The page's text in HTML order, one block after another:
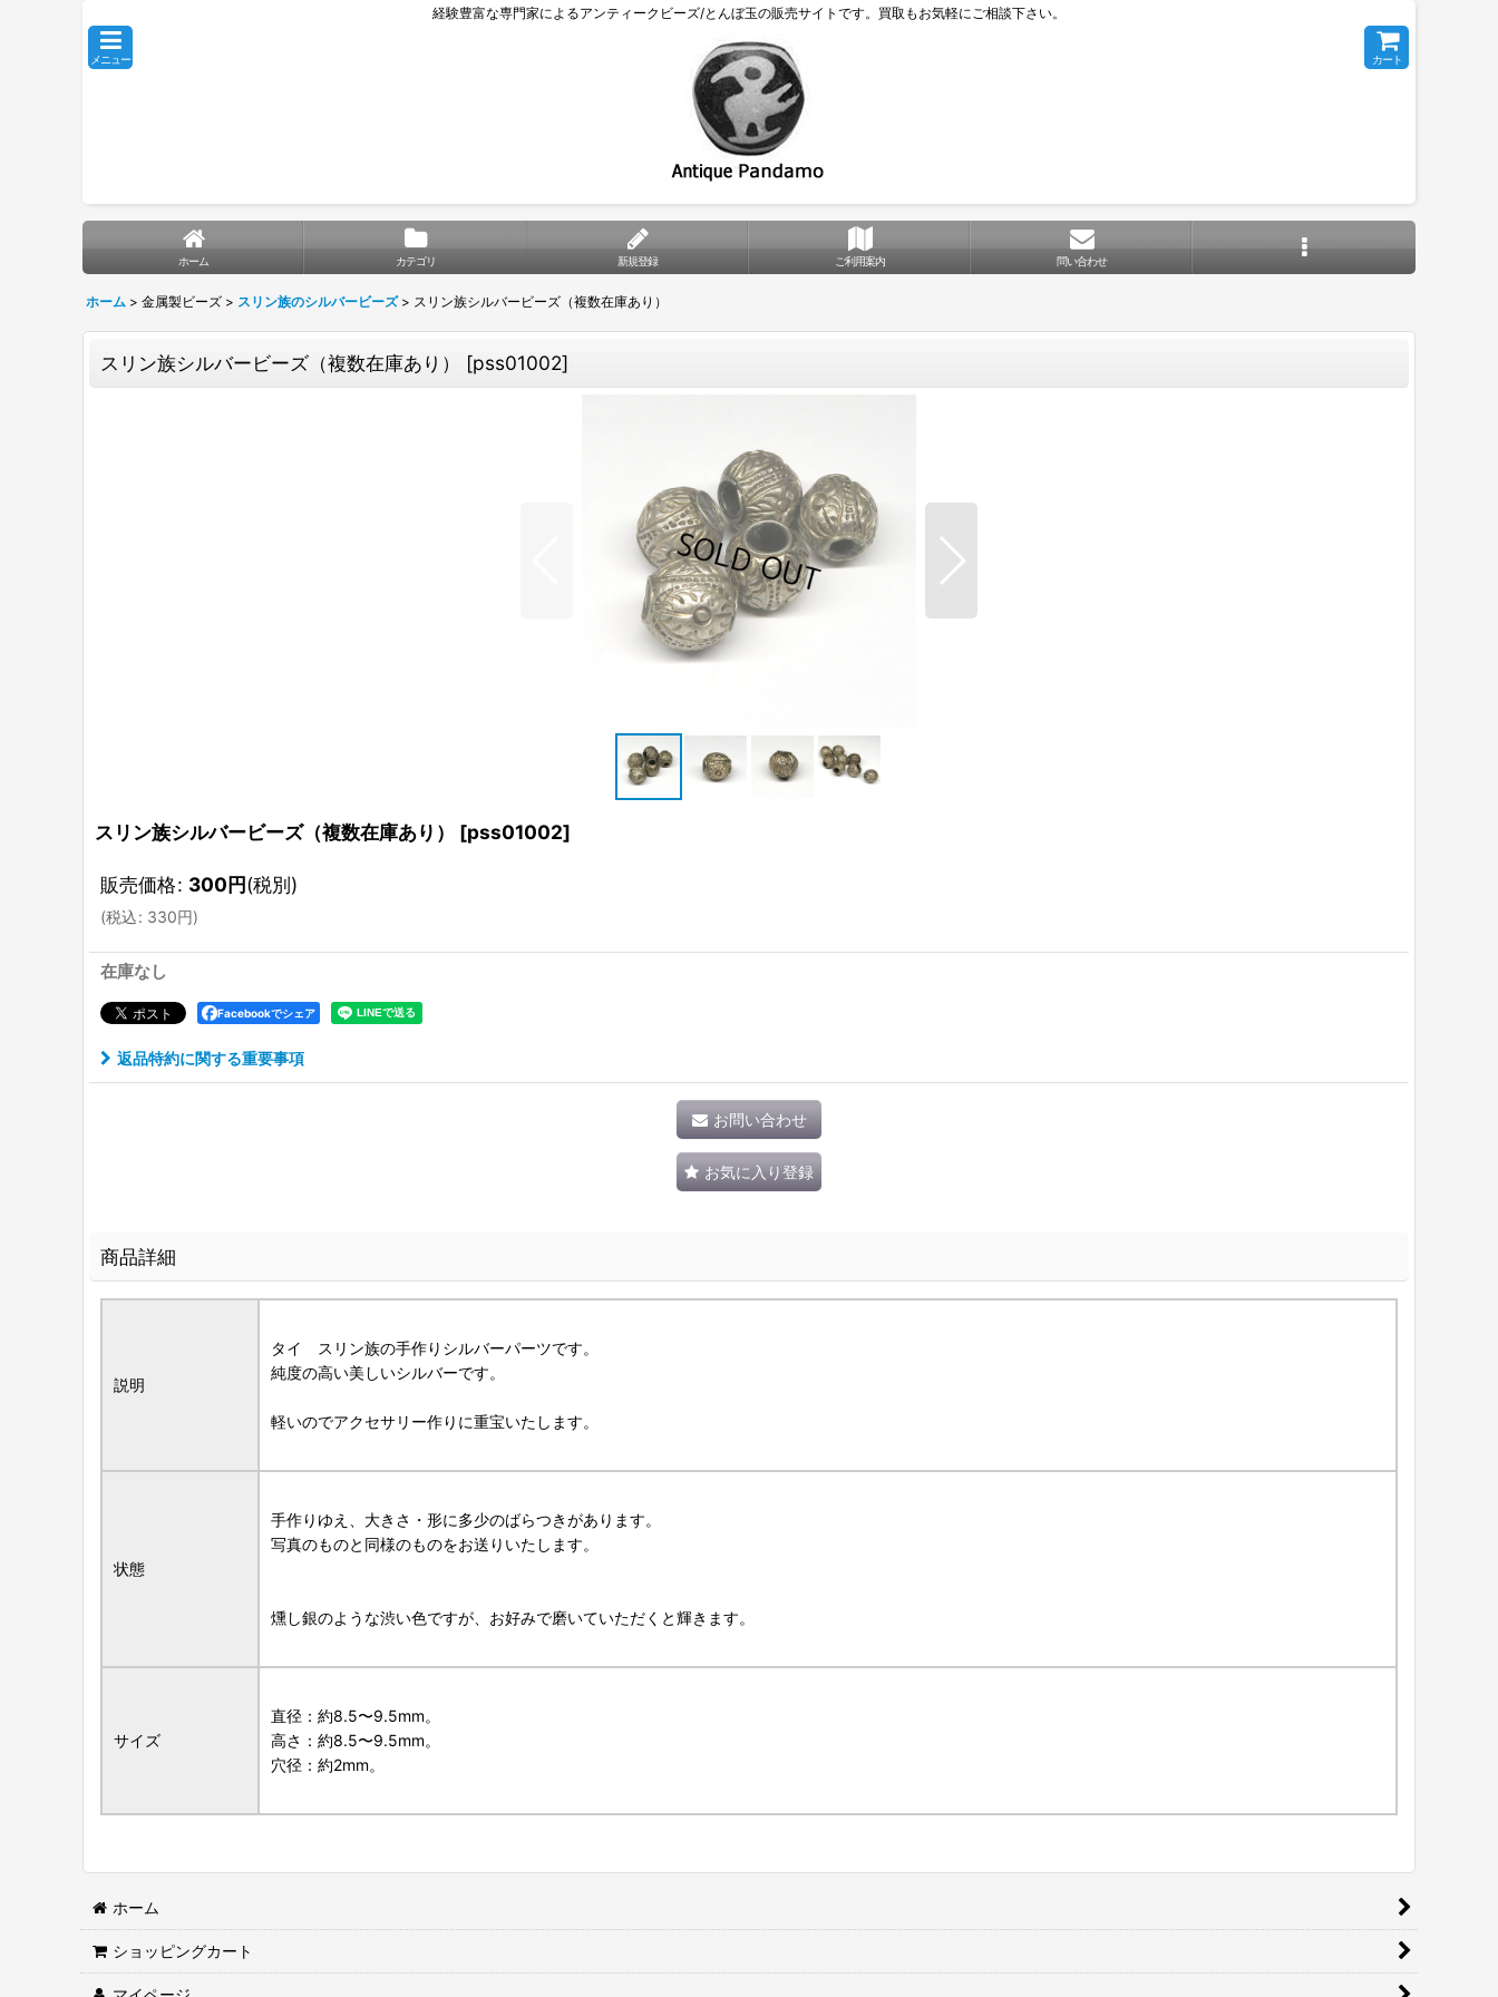
経験豊富な専門家によるアンティークビーズ/とんぼ玉の販売サイトです。買取もお気軽にご相談下さい。
メニュー カート
ホーム カテゴリ 新規登録 ご利用案内 問い合わせ
ホーム > 金属製ビーズ > スリン族のシルバービーズ > スリン族シルバービーズ（複数在庫あり）
スリン族シルバービーズ（複数在庫あり） [pss01002]
スリン族シルバービーズ（複数在庫あり） [pss01002]
販売価格: 300円(税別)
(税込: 330円)
在庫なし
Facebookでシェア
返品特約に関する重要事項
お問い合わせ
お気に入り登録
商品詳細
説明
タイ スリン族の手作りシルバーパーツです。
純度の高い美しいシルバーです。
軽いのでアクセサリー作りに重宝いたします。
状態
手作りゆえ、大きさ・形に多少のばらつきがあります。
写真のものと同様のものをお送りいたします。
燻し銀のような渋い色ですが、お好みで磨いていただくと輝きます。
サイズ
直径：約8.5〜9.5mm。
高さ：約8.5〜9.5mm。
穴径：約2mm。
ホーム
ショッピングカート